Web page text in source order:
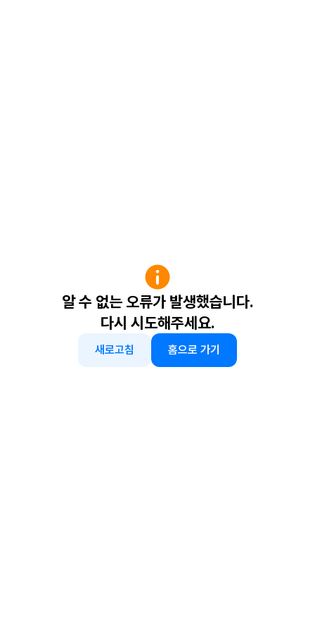
알 수 없는 오류가 발생했습니다.
다시 시도해주세요.
새로고침 홈으로 가기